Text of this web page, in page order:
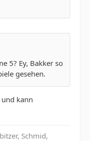
5? Ey, Bakker so
gesehen.
kann
Schmid,